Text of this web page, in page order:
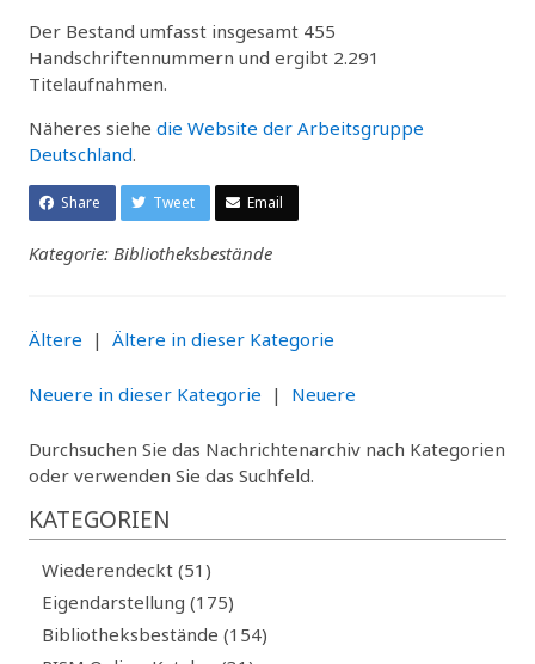
Der Bestand umfasst insgesamt 455
Handschriftennummern und ergibt 2.291
Titelaufnahmen.
Näheres siehe die Website der Arbeitsgruppe
Deutschland.
Share Tweet Email
Kategorie: Bibliotheksbestände
Ältere | Ältere in dieser Kategorie
Neuere in dieser Kategorie | Neuere
Durchsuchen Sie das Nachrichtenarchiv nach Kategorien
oder verwenden Sie das Suchfeld.
KATEGORIEN
Wiederendeckt (51)
Eigendarstellung (175)
Bibliotheksbestände (154)